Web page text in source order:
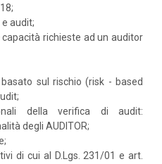
audit;
richieste ad un auditor
sul rischio (risk - based
della verifica di audit:
degli AUDITOR;
di cui al D.Lgs. 231/01 e art.